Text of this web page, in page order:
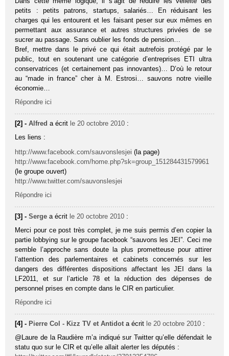
petits : petits patrons, startups, salariés… En réduisant les
charges qui les entourent et les faisant peser sur eux mêmes en
permettant aux assurance et autres structures privées de se
sucrer au passage. Sans oublier les fonds de pension…
Bref, mettre dans le privé ce qui était autrefois protégé par le
public, tout en soutenant une catégorie d’entreprises ETI ultra
conservatrices (et certainement pas innovantes)… D’où le retour
au “made in france” cher à M. Estrosi… sauvons notre vieille
économie…
Répondre ici
[2] -Alfred a écrit le 20 octobre 2010 :
Les liens :
http://www.facebook.com/sauvonslesjei (la page)
http://www.facebook.com/home.php?sk=group_151284431579961
(le groupe ouvert)
http://www.twitter.com/sauvonslesjei
Répondre ici
[3] -Serge a écrit le 20 octobre 2010 :
Merci pour ce post très complet, je me suis permis d’en copier la
partie lobbying sur le groupe facebook “sauvons les JEI”. Ceci me
semble l’approche sans doute la plus prometteuse pour attirer
l’attention des parlementaires et cabinets concernés sur les
dangers des différentes dispositions affectant les JEI dans la
LF2011, et sur l’article 78 et la réduction des dépenses de
personnel prises en compte dans le CIR en particulier.
Répondre ici
[4] - Pierre Col - Kizz TV et Antidot a écrit le 20 octobre 2010 :
@Laure de la Raudière m’a indiqué sur Twitter qu’elle défendait le
statu quo sur le CIR et qu’elle allait alerter les députés :